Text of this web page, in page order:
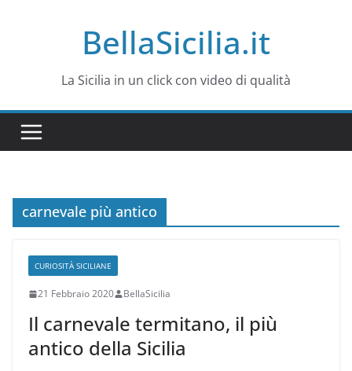
BellaSicilia.it
La Sicilia in un click con video di qualità
carnevale più antico
CURIOSITÀ SICILIANE
21 Febbraio 2020 BellaSicilia
Il carnevale termitano, il più
antico della Sicilia